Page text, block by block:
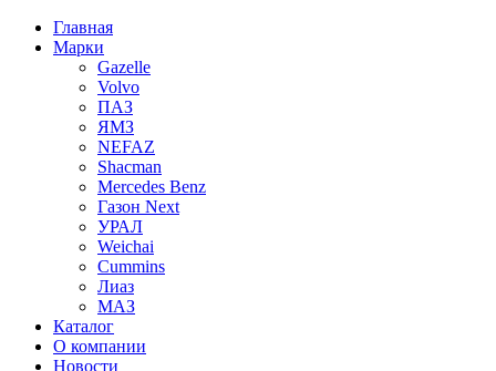
Главная
Марки
Gazelle
Volvo
ПАЗ
ЯМЗ
NEFAZ
Shacman
Mercedes Benz
Газон Next
УРАЛ
Weichai
Cummins
Лиаз
МАЗ
Каталог
О компании
Новости